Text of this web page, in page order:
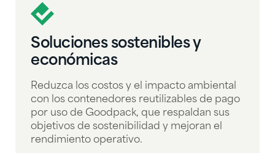
Soluciones sostenibles y
económicas
Reduzca los costos y el impacto ambiental
con los contenedores reutilizables de pago
por uso de Goodpack, que respaldan sus
objetivos de sostenibilidad y mejoran el
rendimiento operativo.